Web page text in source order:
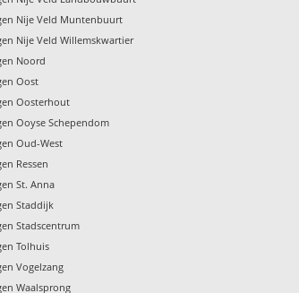
Nije Veld Muntenbuurt
Nije Veld Willemskwartier
Noord
Oost
Oosterhout
Ooyse Schependom
Oud-West
Ressen
St. Anna
Staddijk
Stadscentrum
Tolhuis
Vogelzang
Waalsprong